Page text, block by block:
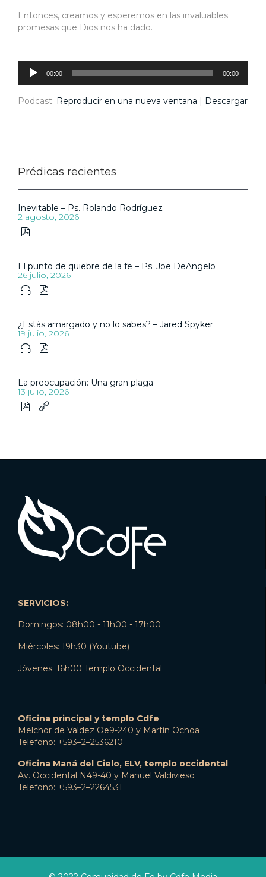
Entonces, creamos y esperemos en las invaluables
promesas que Dios nos ha dado.
Reproductor
audio 00:00 00:00
Podcast: Reproducir en una nueva ventana | Descargar
Prédicas recientes
Inevitable – Ps. Rolando Rodríguez
2 agosto, 2026

El punto de quiebre de la fe – Ps. Joe DeAngelo
26 julio, 2026
 
¿Estás amargado y no lo sabes? – Jared Spyker
19 julio, 2026
 
La preocupación: Una gran plaga
13 julio, 2026
 
SERVICIOS:
Domingos: 08h00 - 11h00 - 17h00
Miércoles: 19h30 (Youtube)
Jóvenes: 16h00 Templo Occidental
Oficina principal y templo Cdfe
Melchor de Valdez Oe9-240 y Martín Ochoa
Telefono: +593–2–2536210
Oficina Maná del Cielo, ELV, templo occidental
Av. Occidental N49-40 y Manuel Valdivieso
Telefono: +593–2–2264531